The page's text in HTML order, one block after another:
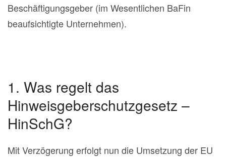
Beschäftigungsgeber (im Wesentlichen BaFin
beaufsichtigte Unternehmen).
1. Was regelt das
Hinweisgeberschutzgesetz –
HinSchG?
Mit Verzögerung erfolgt nun die Umsetzung der EU